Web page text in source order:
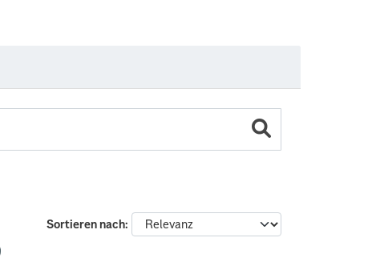
Sortieren nach